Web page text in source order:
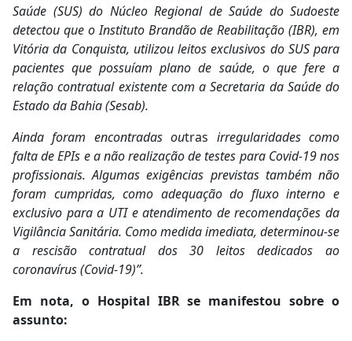
Saúde (SUS) do Núcleo Regional de Saúde do Sudoeste
detectou que o Instituto Brandão de Reabilitação (IBR), em
Vitória da Conquista, utilizou leitos exclusivos do SUS para
pacientes que possuíam plano de saúde, o que fere a
relação contratual existente com a Secretaria da Saúde do
Estado da Bahia (Sesab).
Ainda foram encontradas outras irregularidades como
falta de EPIs e a não realização de testes para Covid-19 nos
profissionais. Algumas exigências previstas também não
foram cumpridas, como adequação do fluxo interno e
exclusivo para a UTI e atendimento de recomendações da
Vigilância Sanitária. Como medida imediata, determinou-se
a rescisão contratual dos 30 leitos dedicados ao
coronavírus (Covid-19)”.
Em nota, o Hospital IBR se manifestou sobre o
assunto: